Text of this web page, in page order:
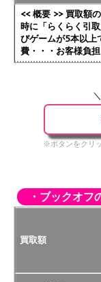
<< 概要 >> 買取額
時に「らくらく引
びゲームが5本以上
費・・・お客様負担
※ボタンをクリ
・ブックオ
買取額